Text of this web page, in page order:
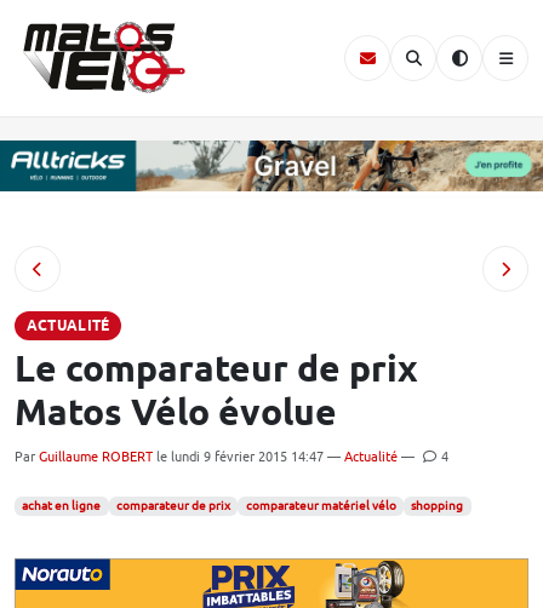
ACTUALITÉ
Le comparateur de prix
Matos Vélo évolue
Par Guillaume ROBERT le lundi 9 février 2015 14:47 — Actualité — 4
achat en ligne comparateur de prix comparateur matériel vélo shopping